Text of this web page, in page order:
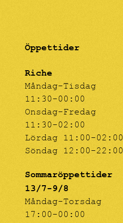
Öppettider
Riche
Måndag-Tisdag
11:30-00:00
Onsdag-Fredag
11:30-02:00
Lördag 11:00-02:00
Söndag 12:00-22:00
Sommaröppettider
13/7-9/8
Måndag-Torsdag
17:00-00:00